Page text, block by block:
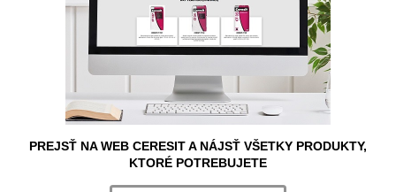
PREJSŤ NA WEB CERESIT A NÁJSŤ VŠETKY PRODUKTY,
KTORÉ POTREBUJETE